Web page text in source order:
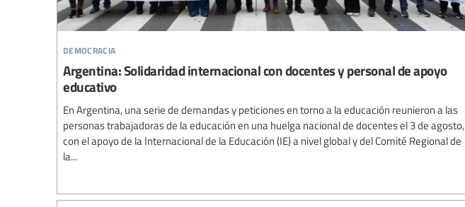
democracia
Argentina: Solidaridad internacional con docentes y personal de apoyo
educativo
En Argentina, una serie de demandas y peticiones en torno a la educación reunieron a las
personas trabajadoras de la educación en una huelga nacional de docentes el 3 de agosto,
con el apoyo de la Internacional de la Educación (IE) a nivel global y del Comité Regional de
la...